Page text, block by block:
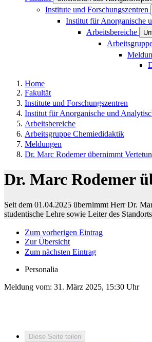
Institute und Forschungszentren
Institut für Anorganische
Arbeitsbereiche
Home
Fakultät
Institute und Forschungszentren
Institut für Anorganische und
Arbeitsbereiche
Arbeitsgruppe Chemiedidaktik
Meldungen
Dr. Marc Rodemer übernimmt
Dr. Marc Rodemer
Seit dem 01.04.2025 übernimmt Herr Dr.
studentische Lehre sowie Leiter des
Zum vorherigen Eintrag
Zur Übersicht
Zum nächsten Eintrag
Personalia
Meldung vom: 31. März 2025, 15:30 Uhr
Diese Seite teilen